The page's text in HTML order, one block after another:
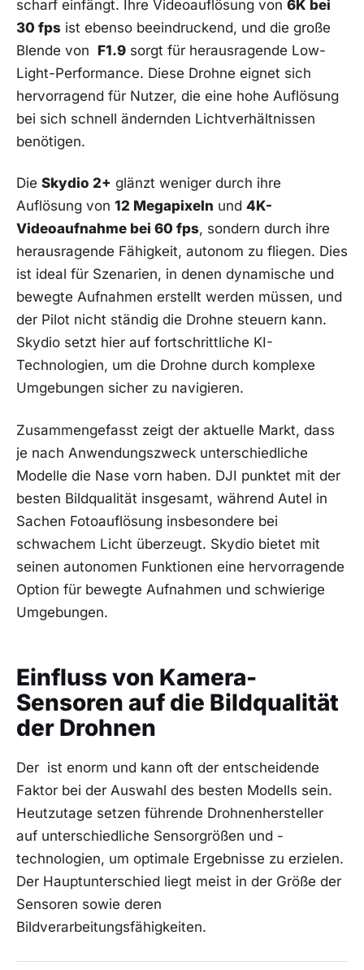
scharf einfängt. Ihre⁣ Videoauflösung von⁢ 6K bei
30 fps ist ebenso beeindruckend, und die große
Blende‍ von ‌ F1.9 sorgt für herausragende‌ Low-
Light-Performance. Diese Drohne eignet‌ sich
hervorragend⁢ für Nutzer, die ⁤eine hohe Auflösung
bei sich ⁢schnell ändernden Lichtverhältnissen
‌benötigen.
Die Skydio 2+ glänzt weniger‍ durch ihre‍
Auflösung von 12 Megapixeln und 4K-
Videoaufnahme bei 60‌ fps, sondern durch ihre
herausragende Fähigkeit, autonom zu‍ fliegen. Dies
ist ideal für Szenarien, in denen dynamische ⁢und
bewegte ​Aufnahmen erstellt werden müssen, und‍
der Pilot nicht‍ ständig die Drohne steuern kann.
Skydio setzt hier auf fortschrittliche KI-
Technologien,⁤ um die Drohne durch komplexe
Umgebungen sicher zu navigieren.
Zusammengefasst zeigt der aktuelle‌ Markt, dass
je nach ‍Anwendungszweck unterschiedliche
Modelle die Nase vorn haben. DJI punktet mit der
besten Bildqualität insgesamt, während⁤ Autel in
⁣Sachen Fotoauflösung insbesondere bei
schwachem Licht überzeugt. Skydio bietet mit
seinen autonomen Funktionen eine hervorragende
Option für bewegte Aufnahmen und schwierige
Umgebungen.
Einfluss von Kamera-
Sensoren auf die Bildqualität
der Drohnen
Der ⁤ ist ⁣enorm und kann⁢ oft der entscheidende
Faktor bei der Auswahl des besten Modells sein.
Heutzutage setzen‌ führende Drohnenhersteller
auf unterschiedliche ​Sensorgrößen und -
technologien, um optimale Ergebnisse zu erzielen.
Der Hauptunterschied ‌liegt meist in⁢ der Größe der⁣
Sensoren ⁤sowie deren
Bildverarbeitungsfähigkeiten.